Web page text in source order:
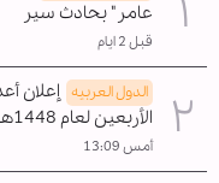
عامر" بحادث سير
قبل 2 ايام
الدول العربیه إعلان
الأربعين لعام 1448هـ
أمس 13:09